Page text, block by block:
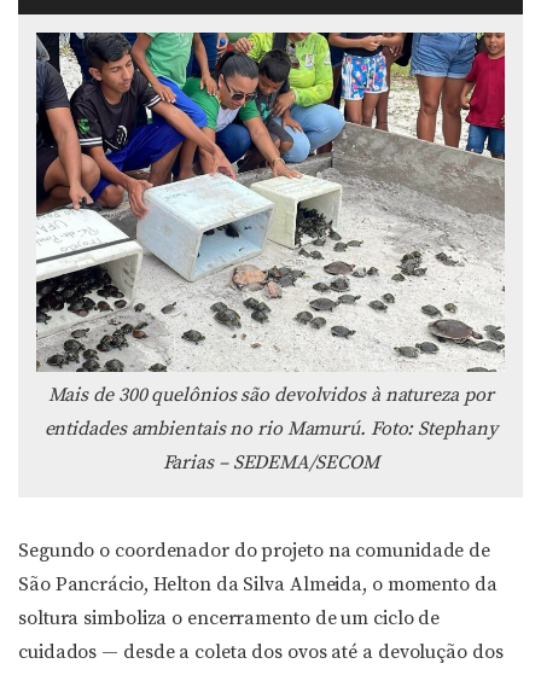
de
áudio
Mais de 300 quelônios são devolvidos à natureza por
entidades ambientais no rio Mamurú. Foto: Stephany
Farias – SEDEMA/SECOM
Segundo o coordenador do projeto na comunidade de
São Pancrácio, Helton da Silva Almeida, o momento da
soltura simboliza o encerramento de um ciclo de
cuidados — desde a coleta dos ovos até a devolução dos